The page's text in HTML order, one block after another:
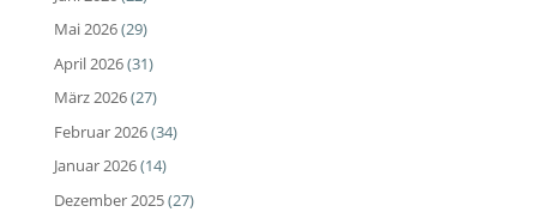
Mai 2026(29)
April 2026(31)
März 2026(27)
Februar 2026(34)
Januar 2026(14)
Dezember 2025(27)